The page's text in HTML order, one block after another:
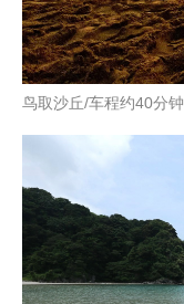
鸟取沙丘/车程约40分钟